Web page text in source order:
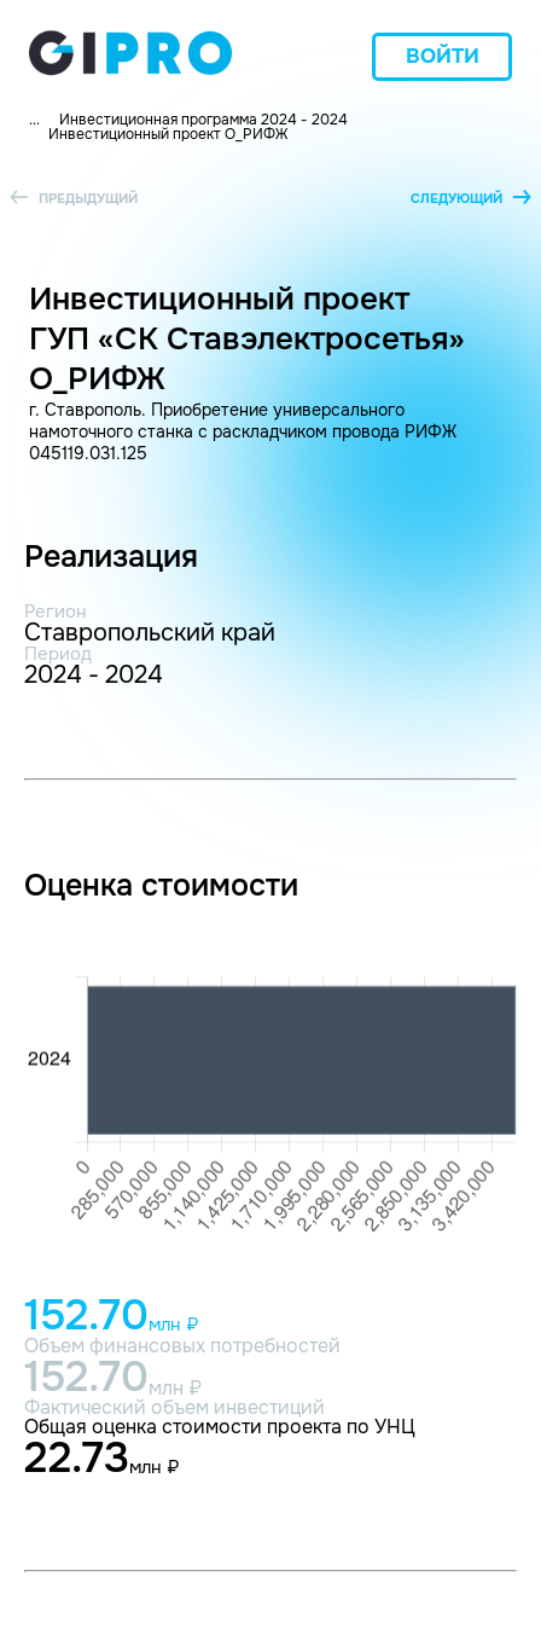
ВОЙТИ
... Инвестиционная программа 2024 - 2024
Инвестиционный проект O_РИФЖ
ПРЕДЫДУЩИЙ СЛЕДУЮЩИЙ
Инвестиционный проект
ГУП «СК Ставэлектросетья»
O_РИФЖ
г. Ставрополь. Приобретение универсального
намоточного станка с раскладчиком провода РИФЖ
045119.031.125
Реализация
Регион
Ставропольский край
Период
2024 - 2024
Оценка стоимости
152.70млн ₽
Объем финансовых потребностей
152.70млн ₽
Фактический объем инвестиций
Общая оценка стоимости проекта по УНЦ
22.73млн ₽